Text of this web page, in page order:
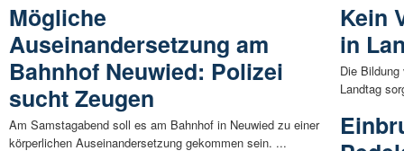
Mögliche
Auseinandersetzung am
Bahnhof Neuwied: Polizei
sucht Zeugen
Am Samstagabend soll es am Bahnhof in Neuwied zu einer
körperlichen Auseinandersetzung gekommen sein. ...
Kein
in
Die
Landtag